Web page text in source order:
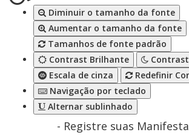
Diminuir o tamanho da fonte
Aumentar o tamanho da fonte
Tamanhos de fonte padrão
Contrast Brilhante
Escala de cinza
Redefinir
Navigação por teclado
Alternar sublinhado
- Registre suas